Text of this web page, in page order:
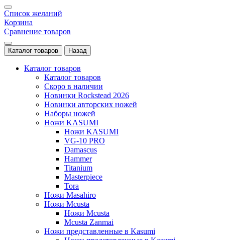
Список желаний
Корзина
Сравнение товаров
Каталог товаров Назад
Каталог товаров
Каталог товаров
Скоро в наличии
Новинки Rockstead 2026
Новинки авторских ножей
Наборы ножей
Ножи KASUMI
Ножи KASUMI
VG-10 PRO
Damascus
Hammer
Titanium
Masterpiece
Tora
Ножи Masahiro
Ножи Mcusta
Ножи Mcusta
Mcusta Zanmai
Ножи представленные в Kasumi